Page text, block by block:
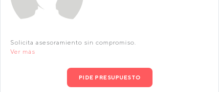
Solicita asesoramiento sin compromiso.
Ver más
PIDE PRESUPUESTO